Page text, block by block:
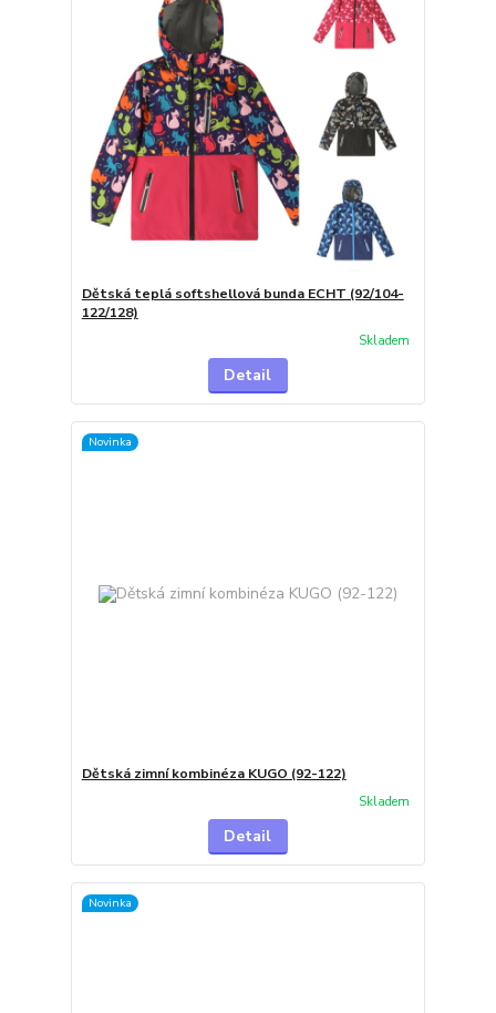
Dětská teplá softshellová bunda ECHT (92/104-
122/128)
Skladem
Detail
Novinka
Dětská zimní kombinéza KUGO (92-122)
Skladem
Detail
Novinka